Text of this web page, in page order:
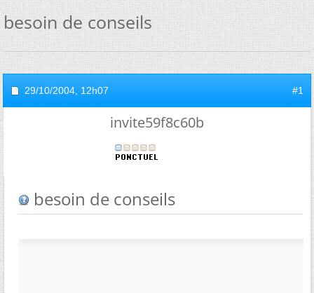
besoin de conseils
29/10/2004, 12h07 #1
invite59f8c60b
besoin de conseils